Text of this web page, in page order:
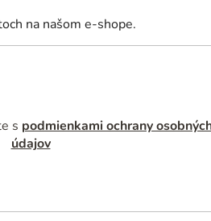
na našom e-shope.
s podmienkami ochrany
údajov